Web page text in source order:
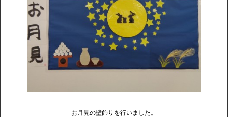
お月見の壁飾りを行いました。